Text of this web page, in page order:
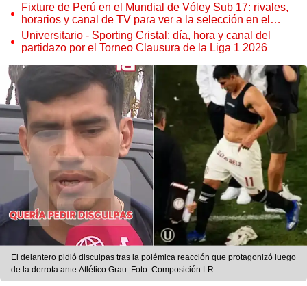
Fixture de Perú en el Mundial de Vóley Sub 17: rivales,
horarios y canal de TV para ver a la selección en el
torneo
Universitario - Sporting Cristal: día, hora y canal del
partidazo por el Torneo Clausura de la Liga 1 2026
El delantero pidió disculpas tras la polémica reacción que protagonizó luego
de la derrota ante Atlético Grau. Foto: Composición LR